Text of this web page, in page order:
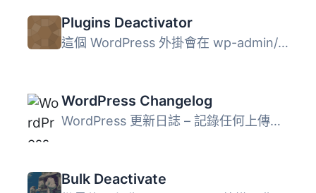
Plugins Deactivator
這個 WordPress 外掛會在 wp-admin/plugins.php 的頂部加上一...
WordPress Changelog
WordPress 更新日誌 – 記錄任何上傳、更新、安裝/解除安裝、...
Bulk Deactivate